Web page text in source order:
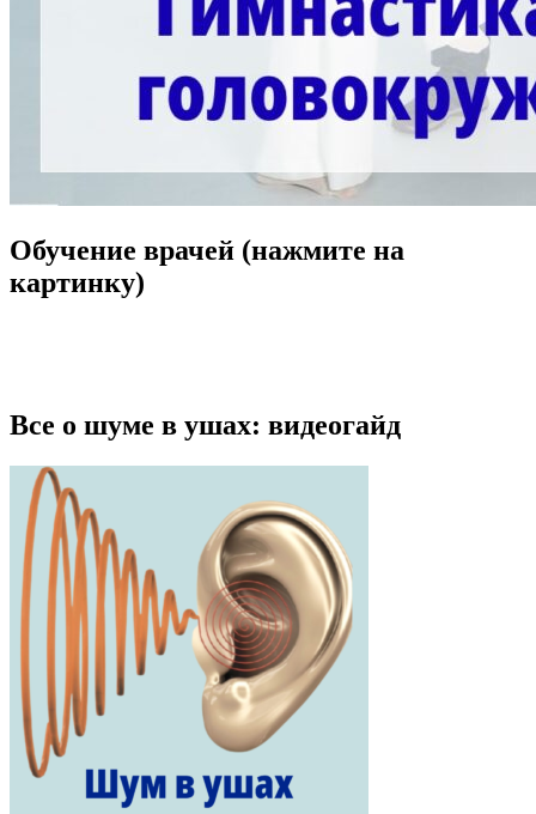
Обучение врачей (нажмите на
картинку)
Все о шуме в ушах: видеогайд